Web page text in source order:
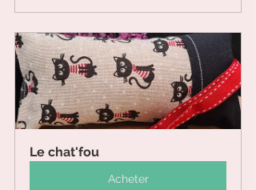
Le chat'fou
Acheter